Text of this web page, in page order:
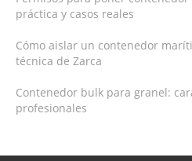
práctica y casos reales
Cómo aislar un contenedor
técnica de Zarca
Contenedor bulk para granel:
profesionales